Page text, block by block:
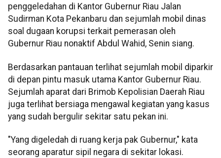
penggeledahan di Kantor Gubernur Riau Jalan
Sudirman Kota Pekanbaru dan sejumlah mobil dinas
soal dugaan korupsi terkait pemerasan oleh
Gubernur Riau nonaktif Abdul Wahid, Senin siang.
Berdasarkan pantauan terlihat sejumlah mobil diparkir
di depan pintu masuk utama Kantor Gubernur Riau.
Sejumlah aparat dari Brimob Kepolisian Daerah Riau
juga terlihat bersiaga mengawal kegiatan yang kasus
yang sudah bergulir sekitar satu pekan ini.
"Yang digeledah di ruang kerja pak Gubernur," kata
seorang aparatur sipil negara di sekitar lokasi.